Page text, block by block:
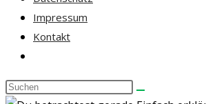
Impressum
Kontakt
umschalten
Diese